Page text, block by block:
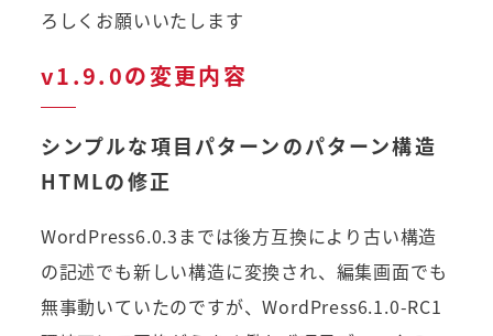
ろしくお願いいたします
v1.9.0の変更内容
シンプルな項目パターンのパターン構造
HTMLの修正
WordPress6.0.3までは後方互換により古い構造
の記述でも新しい構造に変換され、編集画面でも
無事動いていたのですが、WordPress6.1.0-RC1